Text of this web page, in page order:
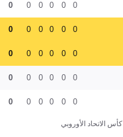
0
0
0
0
0
0
0
0
0
0
0
0
0
0
0
0
0
0
0
0
0
0
0
0
0
0
0
0
0
0
كأس الاتحاد الأوروبي